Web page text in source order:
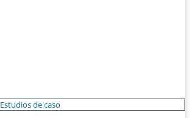
Estudios de caso